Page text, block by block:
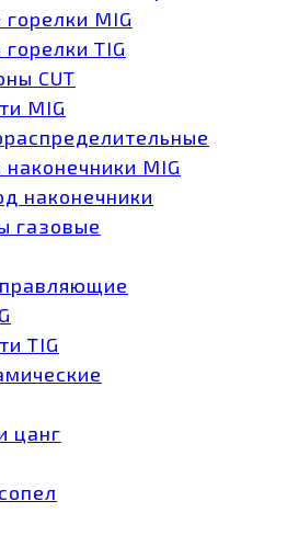
MIG
TIG
CUT
MIG
MIG
наконечники
газовые
TIG
цанг